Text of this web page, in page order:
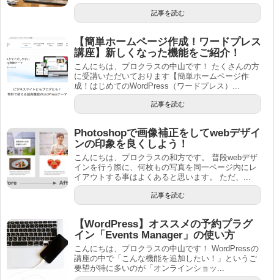
記事を読む
【簡単ホームページ作成！ワードプレス
講座】新しくなった機能をご紹介！
こんにちは、プロクラスの中山です！ たくさんの方
に受講いただいております【簡単ホームページ作
成！はじめてのWordPress（ワードプレス）...
記事を読む
Photoshopで画像補正をしてwebデザイ
ンの印象を良くしよう！
こんにちは、プロクラスの和方です。 普段webデザ
インを行う際に、何枚もの写真を同一ページ内にレ
イアウトする事はよくあると思います。 ただ、...
記事を読む
【WordPress】オススメの予約プラグ
イン「Events Manager」の使い方
こんにちは、プロクラスの中山です！ WordPressの
講座の中で「こんな機能を追加したい！」というご
要望が特に多いのが「オンラインショッ...